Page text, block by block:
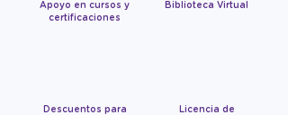
Apoyo en cursos y
certificaciones
Descuentos para
Biblioteca Virtual
Licencia de